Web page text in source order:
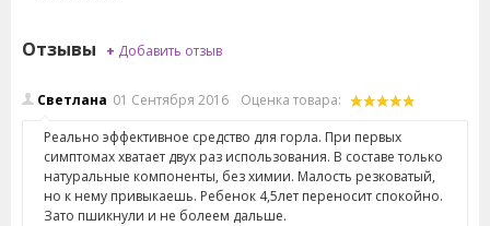
Неприятный запах изо рта.
Применение:распылять по 1-2 дозе 3 раза в
день. Рекомендуется использовать после еды.
Противопоказания: индивидуальная
непереносимость компонентов.
Отзывы + Добавить отзыв
Светлана 01 Сентября 2016
Оценка товара:
Реально эффективное средство для горла. При первых
симптомах хватает двух раз использования. В составе только
натуральные компоненты, без химии. Малость резковатый,
но к нему привыкаешь. Ребенок 4,5лет переносит спокойно.
Зато пшикнули и не болеем дальше.